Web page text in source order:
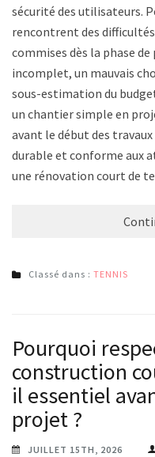
sécurité des utilisateurs.
rencontrent des
commises dès la phase
incomplet, un mauvais
sous-estimation du
un chantier simple en
avant le début des
durable et conforme aux
une rénovation court de
Classé dans : TENNIS
Pourquoi
construction
il essentiel
projet ?
JUILLET 15TH, 2026